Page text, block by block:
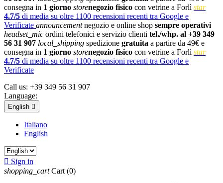
consegna in 1 giorno storenegozio fisico con vetrine a Forlì star
4.7/5 di media su oltre 1100 recensioni recenti tra Google e
Verificate announcementnegozio e online shop sempre operativi
headset_mic ordini telefonici e servizio clienti tel./whp. al +39 349
56 31 907 local_shipping spedizione gratuita a partire da 49€ e
consegna in 1 giorno storenegozio fisico con vetrine a Forlì star
4.7/5 di media su oltre 1100 recensioni recenti tra Google e
Verificate
Call us: +39 349 56 31 907
Language:
English 
Italiano
English
 Sign in
shopping_cart Cart (0)